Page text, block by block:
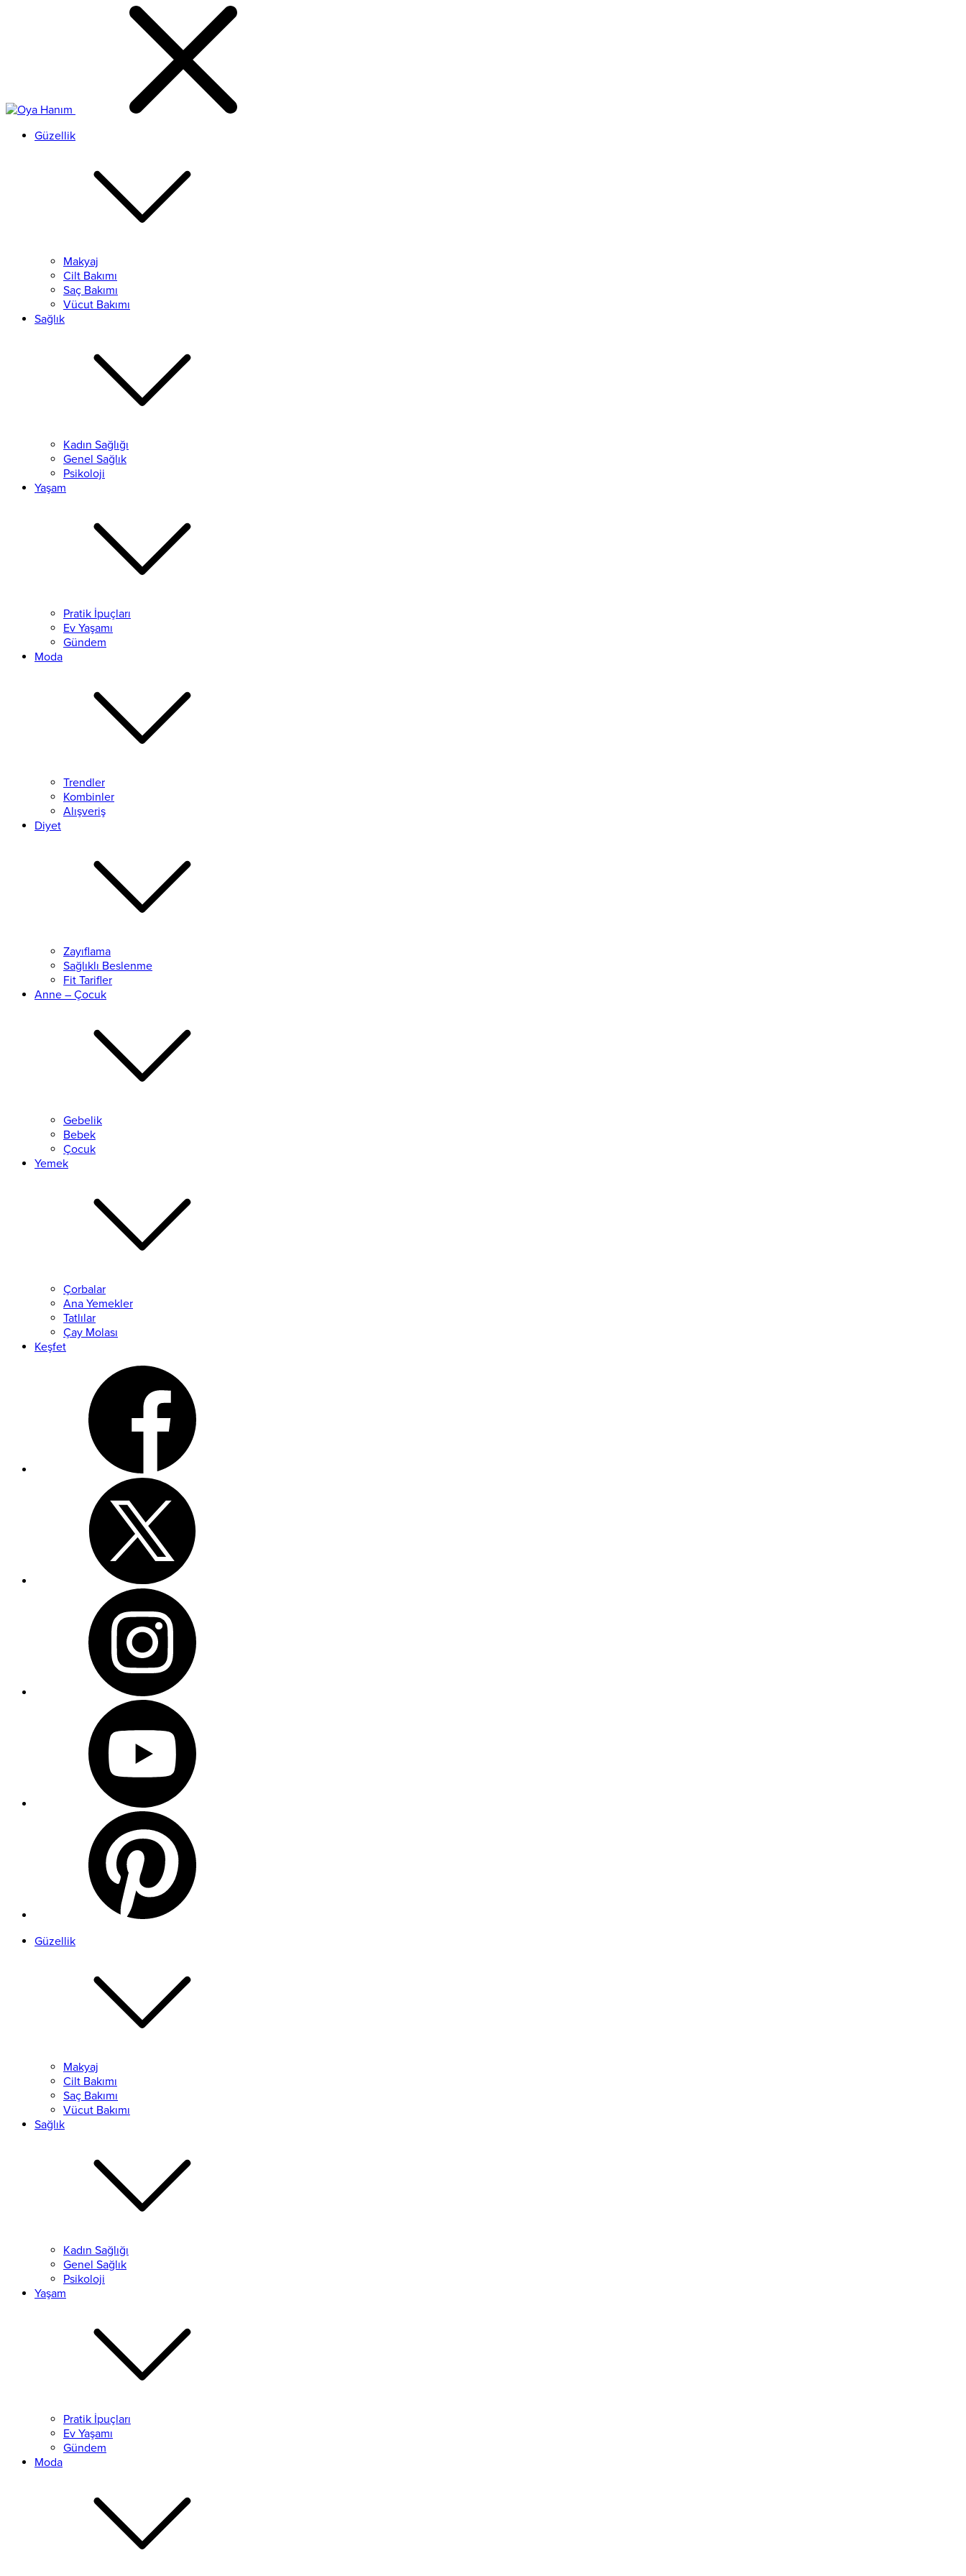
Güzellik
Makyaj
Cilt Bakımı
Saç Bakımı
Vücut Bakımı
Sağlık
Kadın Sağlığı
Genel Sağlık
Psikoloji
Yaşam
Pratik İpuçları
Ev Yaşamı
Gündem
Moda
Trendler
Kombinler
Alışveriş
Diyet
Zayıflama
Sağlıklı Beslenme
Fit Tarifler
Anne – Çocuk
Gebelik
Bebek
Çocuk
Yemek
Çorbalar
Ana Yemekler
Tatlılar
Çay Molası
Keşfet
Güzellik
Makyaj
Cilt Bakımı
Saç Bakımı
Vücut Bakımı
Sağlık
Kadın Sağlığı
Genel Sağlık
Psikoloji
Yaşam
Pratik İpuçları
Ev Yaşamı
Gündem
Moda